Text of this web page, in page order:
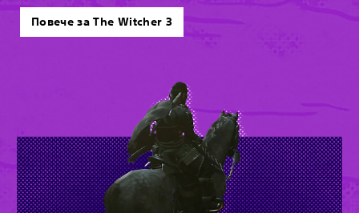
Повече за The Witcher 3